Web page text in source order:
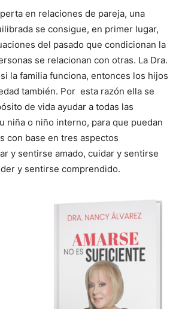
en relaciones de pareja, una
se consigue, en primer lugar,
del pasado que condicionan la
se relacionan con otras. La Dra.
la familia funciona, entonces los hijos
también. Por esta razón ella se
de vida ayudar a todas las
niña o niño interno, para que puedan
con base en tres aspectos
y sentirse amado, cuidar y sentirse
y sentirse comprendido.